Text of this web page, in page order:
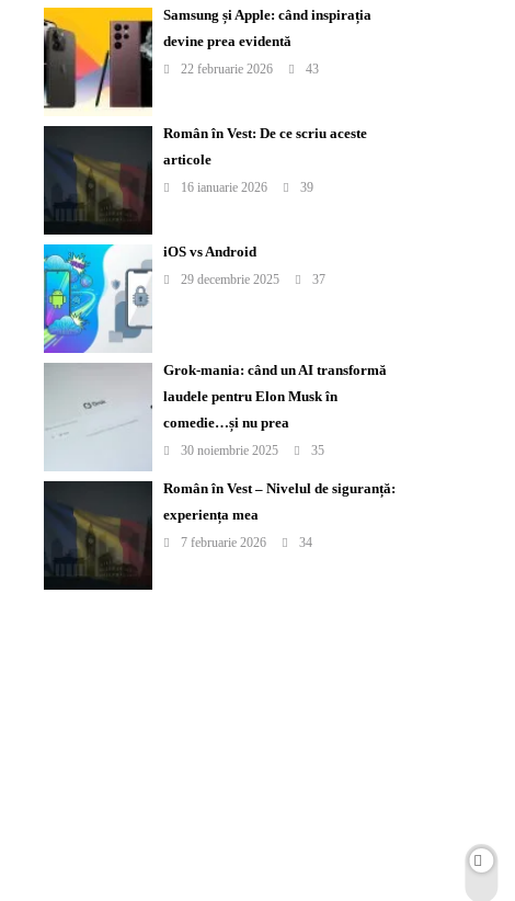
Samsung și Apple: când inspirația
devine prea evidentă
22 februarie 2026 43
Român în Vest: De ce scriu aceste
articole
16 ianuarie 2026 39
iOS vs Android
29 decembrie 2025 37
Grok-mania: când un AI transformă
laudele pentru Elon Musk în
comedie…și nu prea
30 noiembrie 2025 35
Român în Vest – Nivelul de siguranță:
experiența mea
7 februarie 2026 34